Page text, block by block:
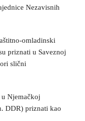
Nezavisnih
omladinski
priznati u Saveznoj
slični
Njemačkoj
DDR) priznati kao